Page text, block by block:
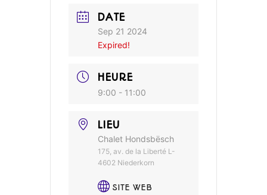
DATE
Sep 21 2024
Expired!
HEURE
9:00 - 11:00
LIEU
Chalet Hondsbësch
175, av. de la Liberté L-
4602 Niederkorn
SITE WEB